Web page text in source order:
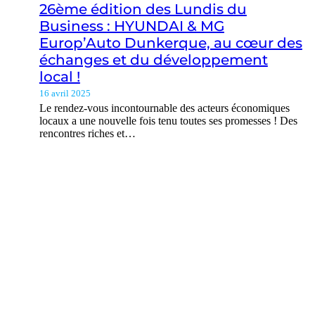
26ème édition des Lundis du
Business : HYUNDAI & MG
Europ’Auto Dunkerque, au cœur des
échanges et du développement
local !
16 avril 2025
Le rendez-vous incontournable des acteurs économiques
locaux a une nouvelle fois tenu toutes ses promesses ! Des
rencontres riches et…